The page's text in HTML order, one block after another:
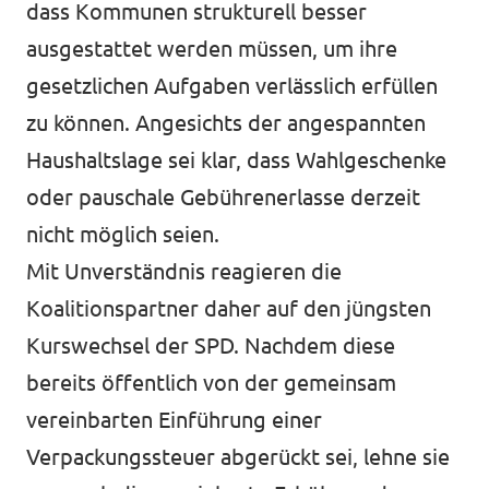
dass Kommunen strukturell besser
ausgestattet werden müssen, um ihre
gesetzlichen Aufgaben verlässlich erfüllen
zu können. Angesichts der angespannten
Haushaltslage sei klar, dass Wahlgeschenke
oder pauschale Gebührenerlasse derzeit
nicht möglich seien.
Mit Unverständnis reagieren die
Koalitionspartner daher auf den jüngsten
Kurswechsel der SPD. Nachdem diese
bereits öffentlich von der gemeinsam
vereinbarten Einführung einer
Verpackungssteuer abgerückt sei, lehne sie